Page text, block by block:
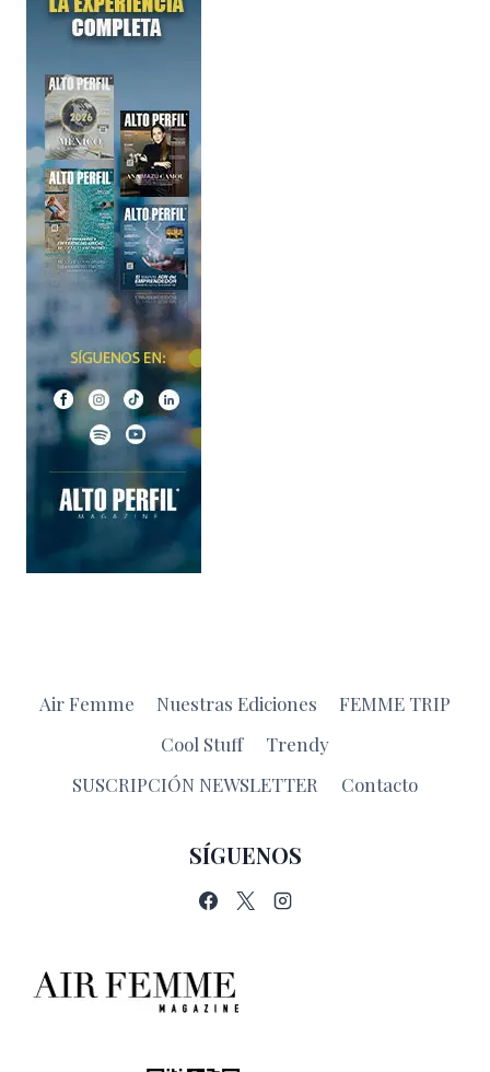
Air Femme Nuestras Ediciones
FEMME TRIP
Cool Stuff
Trendy
SUSCRIPCIÓN NEWSLETTER
Contacto
SÍGUENOS